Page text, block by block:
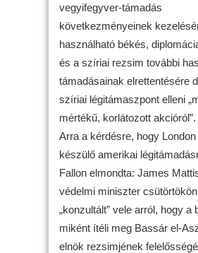
vegyifegyver-támadás
következményeinek
használható békés,
és a szíriai rezsim további
támadásainak elrettentésére
szíriai légitámaszpont elleni
mértékű, korlátozott akcióról”.
Arra a kérdésre, hogy
készülő amerikai
Fallon elmondta: James
védelmi miniszter
„konzultált” vele arról, hogy a
miként ítéli meg Bassár el-
elnök rezsimjének